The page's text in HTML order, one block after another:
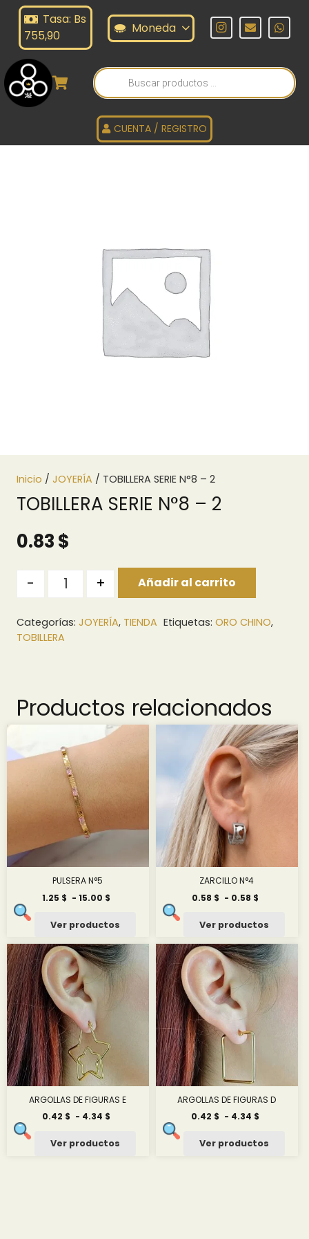
Tasa: Bs
755,90
Moneda
Búsqueda
de
productos
CUENTA / REGISTRO
Inicio / JOYERÍA / TOBILLERA SERIE N°8 – 2
TOBILLERA SERIE N°8 – 2
0.83$
- + Añadir al carrito
Categorías: JOYERÍA, TIENDA Etiquetas: ORO CHINO,
TOBILLERA
Productos relacionados
PULSERA N°5
1.25 $ - 15.00 $
desde
1.25 $
hasta
15.00 $
Ver productos
ZARCILLO N°4
0.58 $ - 0.58 $
desde
0.58 $
hasta
0.58 $
Ver productos
ARGOLLAS DE FIGURAS E
0.42 $ - 4.34 $
desde
Ver productos
ARGOLLAS DE FIGURAS D
0.42 $ - 4.34 $
desde
Ver productos